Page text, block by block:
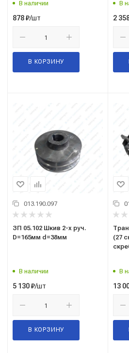
В наличии
878₽/шт
В КОРЗИНУ
В
2
013.190.097
ЗП 05.102 Шкив 2-х руч.
D=165мм d=38мм
В наличии
5 130₽/шт
В КОРЗИНУ
(27
В
13